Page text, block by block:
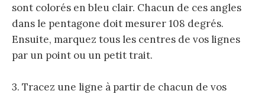
sont colorés en bleu clair. Chacun de ces angles
dans le pentagone doit mesurer 108 degrés.
Ensuite, marquez tous les centres de vos lignes
par un point ou un petit trait.
3. Tracez une ligne à partir de chacun de vos